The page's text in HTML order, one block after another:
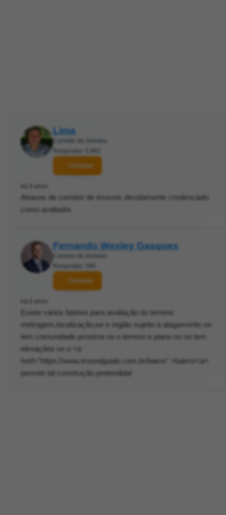
Lima
Contatar
Atraves de corretor de imoveis devidamente credenciado
como avaliador.
Fernando Wesley Gasques
Contatar
Existe varios fatores para avaliação do terreno
metragem,localização,se e região sujeito a alagamento se
tem comunidade proxima se o terreno e plano ou se tem
elevações se o <a
href="https://www.imovelguide.com.br/bairro" >bairro</a>
permite tal construção pretendida!